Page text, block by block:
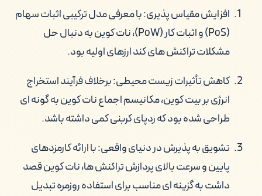
افزایش مقیاس پذیری: با معرفی مدل ترکیبی اثبات سهام
(PoS) و اثبات کار (PoW)، نات کوین به دنبال حل
مشکلات تراکنش های کند ارزهای اولیه بود.
کاهش تأثیرات زیست محیطی: برخلاف فرآیند استخراج
انرژی بر بیت کوین، مکانیسم اجماع نات کوین به گونه ای
طراحی شده بود که ردپای کربنی کمی داشته باشد.
تشویق به پذیرش در دنیای واقعی: با ارائه کارمزدهای
پایین و سرعت بالای پردازش تراکنش ها، نات کوین قصد
داشت به گزینه ای مناسب برای استفاده روزمره تبدیل